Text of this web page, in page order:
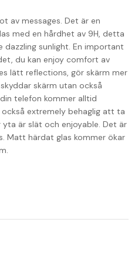
av messages. Det är en
med en hårdhet av 9H, detta
sunlight. En important
du kan enjoy comfort av
lätt reflections, gör skärm mer
skärm utan också
telefon kommer alltid
extremely behaglig att ta
är slät och enjoyable. Det är
Matt härdat glas kommer ökar